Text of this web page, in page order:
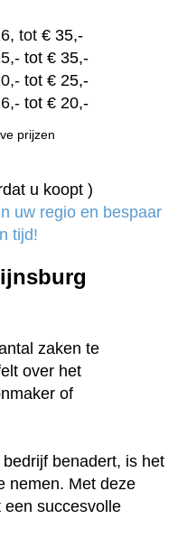
tot € 35,-
tot € 35,-
tot € 25,-
tot € 20,-
prijzen
u koopt )
uw regio en bespaar
tijd!
zaken te
over het
of
benadert, is het
nemen. Met deze
een succesvolle